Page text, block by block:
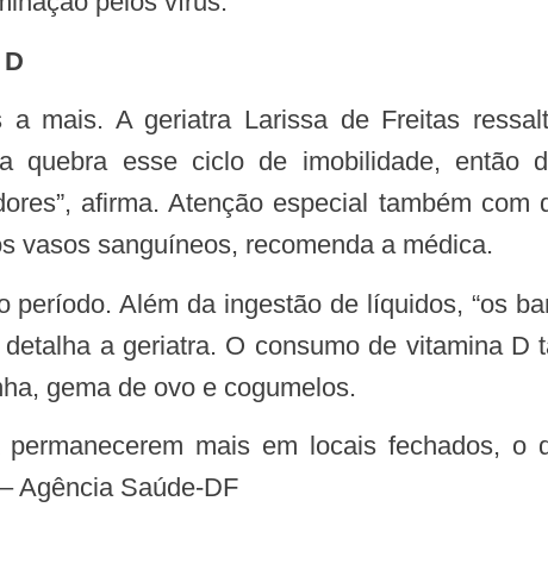
quebra esse ciclo de imobilidade,
afirma. Atenção especial também com
vasos sanguíneos, recomenda a médica.
a geriatra. O consumo de vitamina
gema de ovo e cogumelos.
Agência Saúde-DF